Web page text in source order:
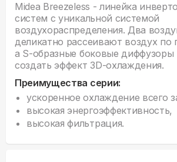
Midea Breezeless - линейка
систем с уникальной системой
воздухораспределения. Два
деликатно рассеивают воздух по
а S-образные боковые диффузоры
создать эффект 3D-охлаждения.
Преимущества серии:
ускоренное охлаждение всего
высокая энергоэффективность,
высокая фильтрация.